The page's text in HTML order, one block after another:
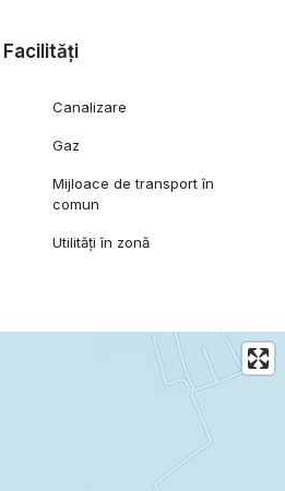
Facilități
Canalizare
Gaz
Mijloace de transport în
comun
Utilități în zonă